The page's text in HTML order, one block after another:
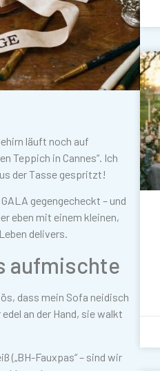
läuft noch auf
Teppich in Cannes“. Ich
der Tasse gespritzt!
gegengecheckt – und
eben mit einem kleinen,
delivers.
aufmischte
dass mein Sofa neidisch
an der Hand, sie walkt
(„BH-Fauxpas“ – sind wir